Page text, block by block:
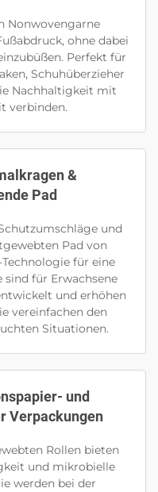
Nonwovengarne
ohne dabei
Perfekt für
Schuhüberzieher
Nachhaltigkeit mit
verbinden.
&
Pad
und
Pad von
für eine
für Erwachsene
und erhöhen
vereinfachen den
Situationen.
und
Verpackungen
Rollen bieten
und mikrobielle
werden bei der